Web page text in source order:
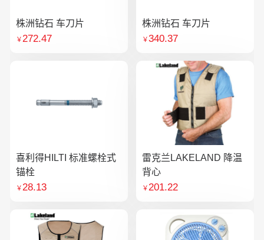
株洲钻石 车刀片
￥272.47
株洲钻石 车刀片
￥340.37
喜利得HILTI 标准螺栓式
锚栓
￥28.13
雷克兰LAKELAND 降温
背心
￥201.22